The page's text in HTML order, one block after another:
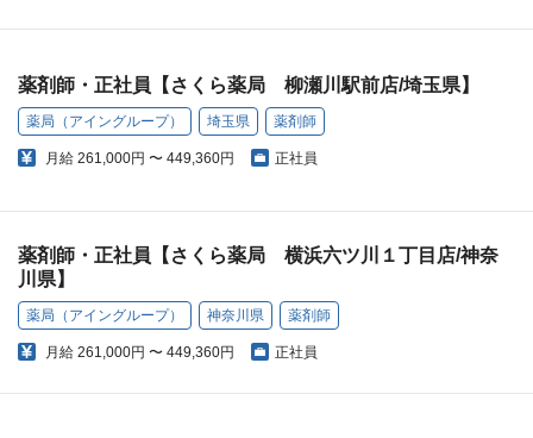
薬剤師・正社員【さくら薬局 柳瀬川駅前店/埼玉県】
薬局（アイングループ） 埼玉県 薬剤師
月給 261,000円 〜 449,360円 正社員
薬剤師・正社員【さくら薬局 横浜六ツ川１丁目店/神奈
川県】
薬局（アイングループ） 神奈川県 薬剤師
月給 261,000円 〜 449,360円 正社員